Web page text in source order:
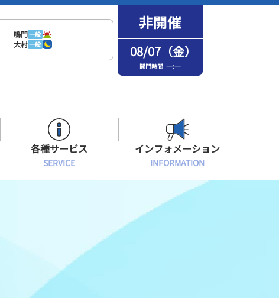
鳴門一般
大村一般 08/07（金）
開門時間 —:—
場内フリーWi-Fiご案内
ボートレース浜名湖の楽しみ方
オラレ浜松
各種サービス
SERVICE
メンバーズルーム会員
選手応援横断幕について
冠レース協賛キャンペーン
インフォメーション
INFORMATION
インフォメーション